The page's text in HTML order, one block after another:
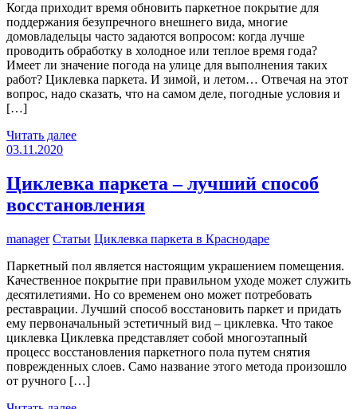
Когда приходит время обновить паркетное покрытие для
поддержания безупречного внешнего вида, многие
домовладельцы часто задаются вопросом: когда лучше
проводить обработку в холодное или теплое время года?
Имеет ли значение погода на улице для выполнения таких
работ? Циклевка паркета. И зимой, и летом… Отвечая на этот
вопрос, надо сказать, что на самом деле, погодные условия и
[…]
Читать далее
03.11.2020
Циклевка паркета – лучший способ
восстановления
manager Статьи Циклевка паркета в Краснодаре
Паркетный пол является настоящим украшением помещения.
Качественное покрытие при правильном уходе может служить
десятилетиями. Но со временем оно может потребовать
реставрации. Лучший способ восстановить паркет и придать
ему первоначальный эстетичный вид – циклевка. Что такое
циклевка Циклевка представляет собой многоэтапный
процесс восстановления паркетного пола путем снятия
поврежденных слоев. Само название этого метода произошло
от ручного […]